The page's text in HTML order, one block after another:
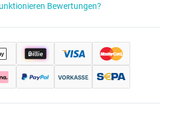
Bewertungen?